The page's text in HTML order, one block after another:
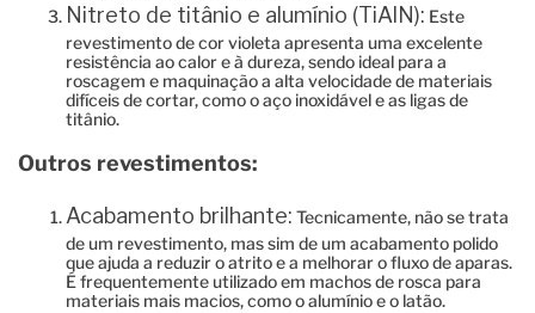
Nitreto de titânio e alumínio (TiAlN): Este
revestimento de cor violeta apresenta uma excelente
resistência ao calor e à dureza, sendo ideal para a
roscagem e maquinação a alta velocidade de materiais
difíceis de cortar, como o aço inoxidável e as ligas de
titânio.
Outros revestimentos:
Acabamento brilhante: Tecnicamente, não se trata
de um revestimento, mas sim de um acabamento polido
que ajuda a reduzir o atrito e a melhorar o fluxo de aparas.
É frequentemente utilizado em machos de rosca para
materiais mais macios, como o alumínio e o latão.